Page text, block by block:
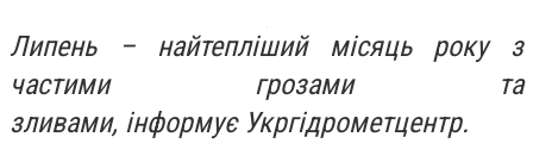
Липень – найтепліший місяць року з
частими грозами та
зливами, інформує Укргідрометцентр.